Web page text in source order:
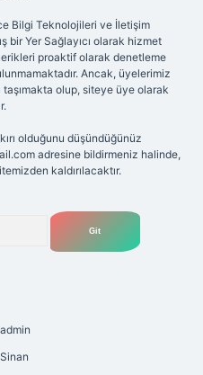
Bilgi Teknolojileri ve İletişim
bir Yer Sağlayıcı olarak hizmet
proaktif olarak denetleme
Ancak, üyelerimiz
olup, siteye üye olarak
olduğunu düşündüğünüz
adresine bildirmeniz halinde,
kaldırılacaktır.
admin
Sinan